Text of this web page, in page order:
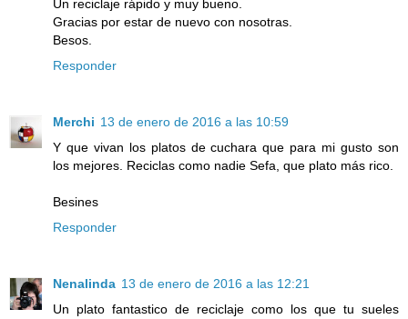
Un reciclaje rápido y muy bueno.
Gracias por estar de nuevo con nosotras.
Besos.
Responder
Merchi 13 de enero de 2016 a las 10:59
Y que vivan los platos de cuchara que para mi gusto son
los mejores. Reciclas como nadie Sefa, que plato más rico.
Besines
Responder
Nenalinda 13 de enero de 2016 a las 12:21
Un plato fantastico de reciclaje como los que tu sueles